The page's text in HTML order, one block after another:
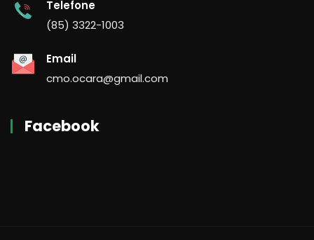
Telefone
(85) 3322-1003
Email
cmo.ocara@gmail.com
Facebook